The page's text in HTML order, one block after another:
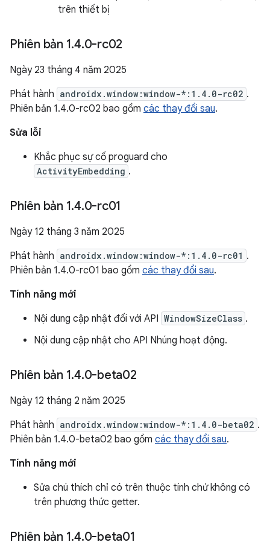
trên thiết bị
Phiên bản 1.4.0-rc02
Ngày 23 tháng 4 năm 2025
Phát hành androidx.window:window-*:1.4.0-rc02 .
Phiên bản 1.4.0-rc02 bao gồm các thay đổi sau.
Sửa lỗi
Khắc phục sự cố proguard cho
ActivityEmbedding .
Phiên bản 1.4.0-rc01
Ngày 12 tháng 3 năm 2025
Phát hành androidx.window:window-*:1.4.0-rc01 .
Phiên bản 1.4.0-rc01 bao gồm các thay đổi sau.
Tính năng mới
Nội dung cập nhật đối với API WindowSizeClass .
Nội dung cập nhật cho API Nhúng hoạt động.
Phiên bản 1.4.0-beta02
Ngày 12 tháng 2 năm 2025
Phát hành androidx.window:window-*:1.4.0-beta02 .
Phiên bản 1.4.0-beta02 bao gồm các thay đổi sau.
Tính năng mới
Sửa chú thích chỉ có trên thuộc tính chứ không có
trên phương thức getter.
Phiên bản 1.4.0-beta01